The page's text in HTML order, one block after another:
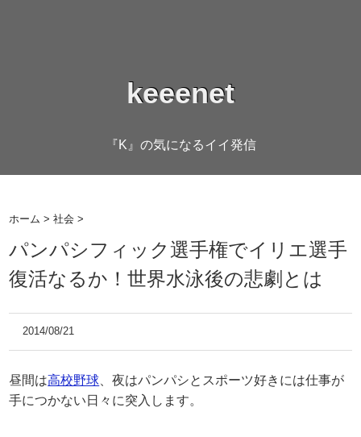
keeenet
『K』の気になるイイ発信
ホーム >社会 >
パンパシフィック選手権でイリエ選手
復活なるか！世界水泳後の悲劇とは
2014/08/21
昼間は高校野球 、夜はパンパシとスポーツ好きには仕事が
手につかない日々に突入します。